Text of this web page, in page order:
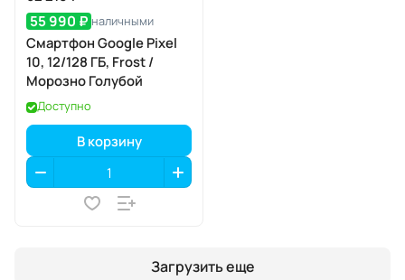
55 990 ₽ наличными
Смартфон Google Pixel
10, 12/128 ГБ, Frost /
Морозно Голубой
Доступно
В корзину
Загрузить еще